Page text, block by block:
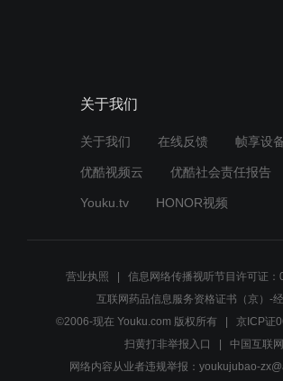
关于我们
关于我们 在线反馈 帧享设
优酷视频云 优酷社会责任报告
Youku.tv HONOR视频
营业执照 信息网络传播视听节目许可证
互联网药品信息服务资格证书（京）-
©2006-现在 Youku.com 版权所有
京ICP证
扫黄打非举报入口
中国互联
网络内容从业者违规举报：youkujubao-